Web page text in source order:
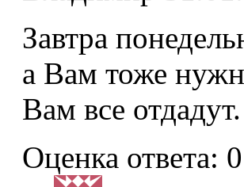
Завтра
а Вам тоже
Вам все отдадут.
Оценка ответа: